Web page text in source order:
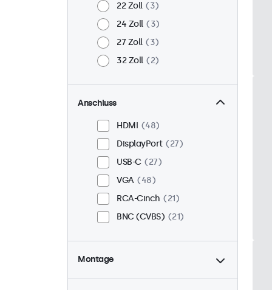
22 Zoll
3
24 Zoll
3
27 Zoll
3
32 Zoll
2
Anschluss
HDMI
48
DisplayPort
27
USB-C
27
VGA
48
RCA-Cinch
21
BNC (CVBS)
21
Montage
Tisch
40